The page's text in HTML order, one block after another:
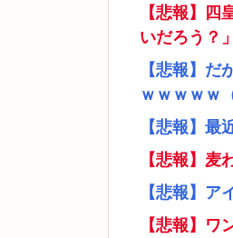
【悲報】
いだろう？
【悲報】
ｗｗｗｗｗ
【悲報】
【悲報】
【悲報】
【悲報】